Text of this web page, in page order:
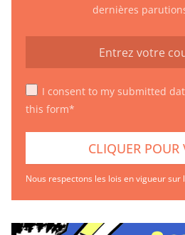
dernières
I consent to my submitted
this form*
Nous respectons les lois en vigueur sur